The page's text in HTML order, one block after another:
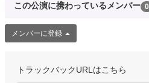
この公演に携わっているメンバー 0
メンバーに登録
トラックバックURLはこちら